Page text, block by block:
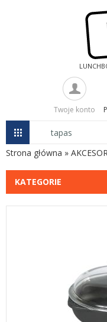
Twoje konto
Strona główna »
KATEGORIE